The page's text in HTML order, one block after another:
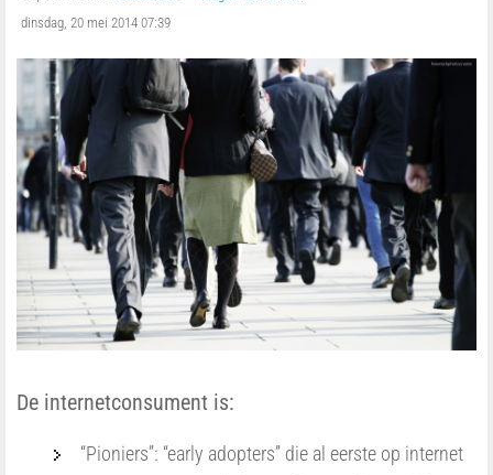
dinsdag, 20 mei 2014 07:39
De internetconsument is:
“Pioniers”: “early adopters” die al eerste op internet